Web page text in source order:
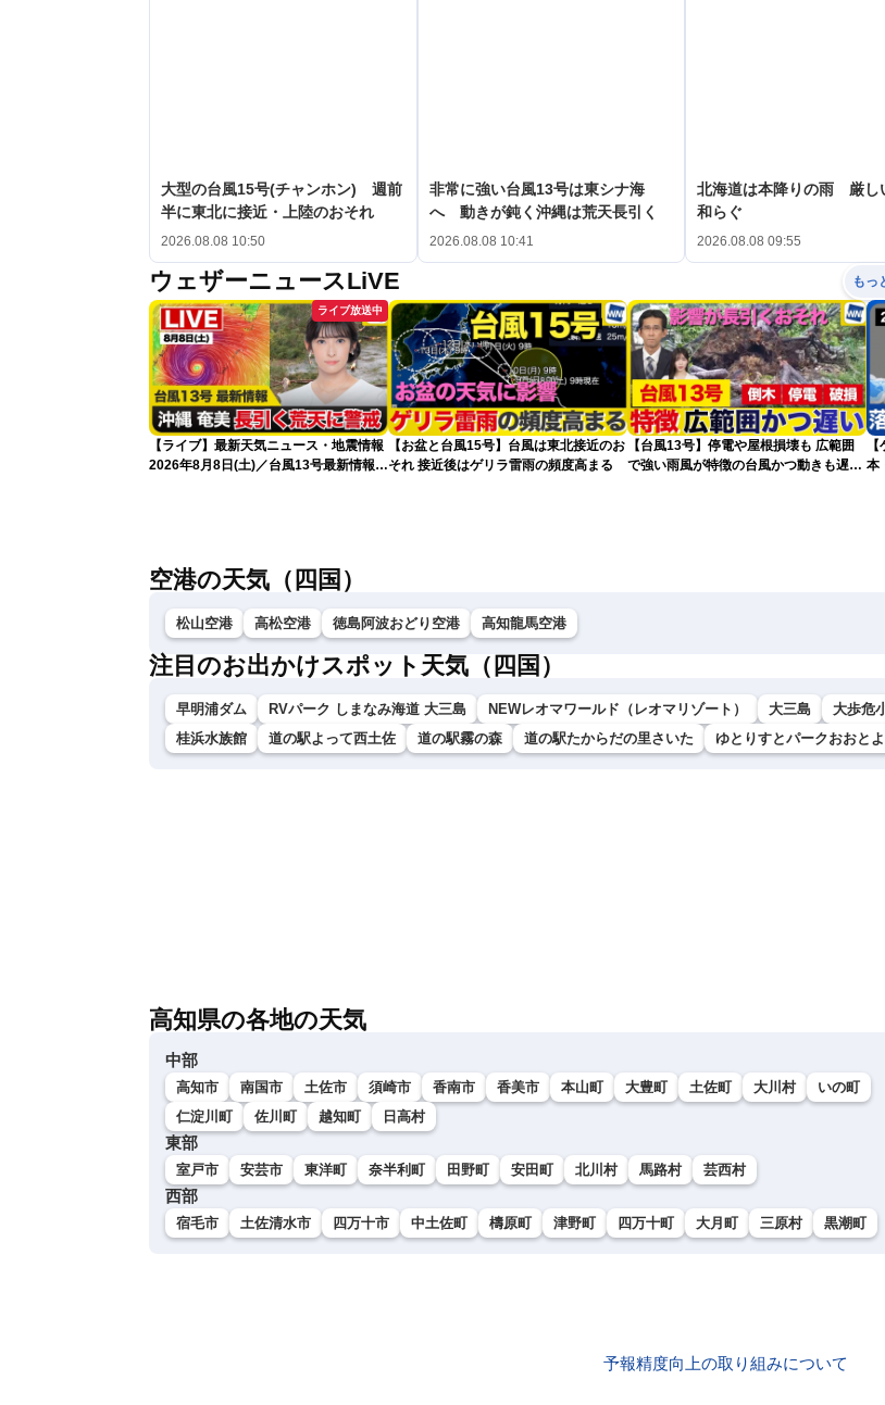
大型の台風15号(チャンホン) 週前
半に東北に接近・上陸のおそれ
2026.08.08 10:50
非常に強い台風13号は東シナ海
へ 動きが鈍く沖縄は荒天長引く
2026.08.08 10:41
北海道は本降りの雨 厳し
和らぐ
2026.08.08 09:55
ウェザーニュースLiVE もっ
ライブ放送中
【ライブ】最新天気ニュース・地震情報
2026年8月8日(土)／台風13号最新情報
【お盆と台風15号】台風は東北接近のお
それ 接近後はゲリラ雷雨の頻度高まる
【台風13号】停電や屋根損壊も 広範囲
で強い雨風が特徴の台風かつ動きも遅く 本
空港の天気（四国）
松山空港 高松空港 徳島阿波おどり空港 高知龍馬空港
注目のお出かけスポット天気（四国）
早明浦ダム RVパーク しまなみ海道 大三島 NEWレオマワールド（レオマリゾート） 大三島
大歩危
桂浜水族館
道の駅よって西土佐 道の駅霧の森 道の駅たからだの里さいた ゆとりすとパークおおとよ
高知県の各地の天気
中部
高知市 南国市 土佐市 須崎市 香南市 香美市 本山町 大豊町 土佐町 大川村
いの町
仁淀川町
佐川町 越知町 日高村
東部
室戸市 安芸市 東洋町 奈半利町 田野町 安田町 北川村 馬路村 芸西村
西部
宿毛市 土佐清水市 四万十市 中土佐町 檮原町 津野町 四万十町 大月町 三原村 黒潮町
予報精度向上の取り組みについて